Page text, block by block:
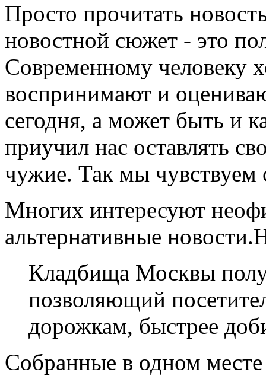
Просто прочитать
новостной сюжет - это
Современному человеку
воспринимают и
сегодня, а может быть и
приучил нас оставлять
чужие. Так мы чувствуем
Многих интересуют
альтернативные
Кладбища Москвы
позволяющий
дорожкам, быстрее
Собранные в одном